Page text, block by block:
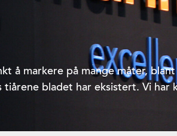
å markere på mange måter,
bladet har eksistert. Vi har